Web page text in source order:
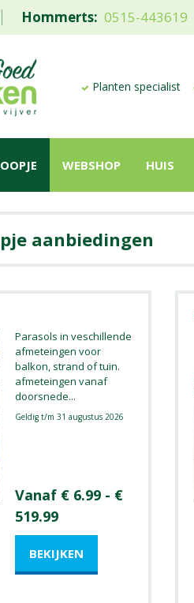
Hommerts: 0515-443619
Planten specialist
WEBSHOP HUIS
aanbiedingen
Parasols in veschillende
afmeteingen voor
balkon, strand of tuin.
afmeteingen vanaf
doorsnede...
Geldig t/m 31 augustus 2026
Vanaf € 6.99 - €
519.99